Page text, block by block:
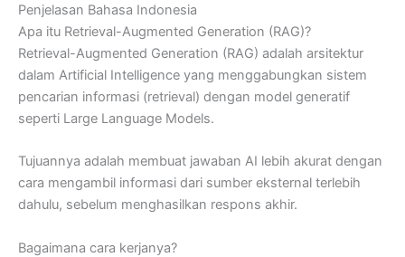
Penjelasan Bahasa Indonesia
Apa itu Retrieval-Augmented Generation (RAG)?
Retrieval-Augmented Generation (RAG) adalah arsitektur
dalam Artificial Intelligence yang menggabungkan sistem
pencarian informasi (retrieval) dengan model generatif
seperti Large Language Models.
Tujuannya adalah membuat jawaban AI lebih akurat dengan
cara mengambil informasi dari sumber eksternal terlebih
dahulu, sebelum menghasilkan respons akhir.
Bagaimana cara kerjanya?